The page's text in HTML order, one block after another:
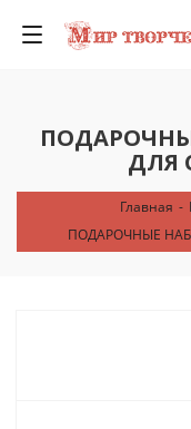
ДЛЯ
Главная -
ПОДАРОЧНЫЕ